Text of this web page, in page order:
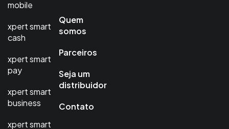
mobile
xpert smart
cash
xpert smart
pay
xpert smart
business
xpert smart
Quem
somos
Parceiros
Seja um
distribuidor
Contato